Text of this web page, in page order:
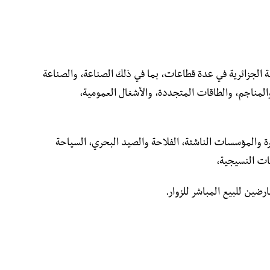
الجزائرية في عدة قطاعات، بما في ذلك الصناعة، والصناعة
والطاقات المتجددة، والأشغال العمومية،
الناشئة، الفلاحة والصيد البحري، السياحة
النسيجية،
للبيع المباشر للزوار.